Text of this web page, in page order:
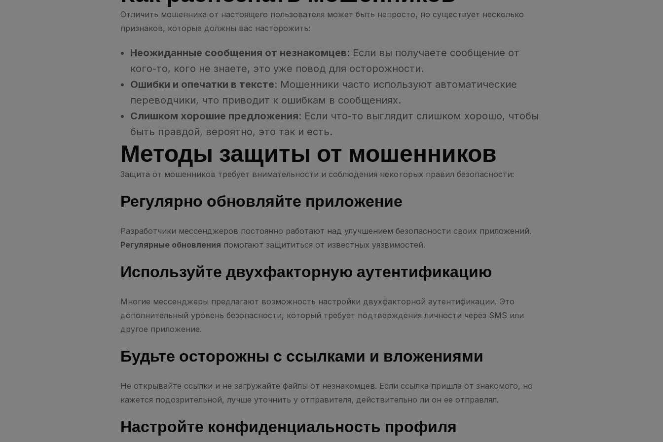
Отличить мошенника от настоящего пользователя может быть непросто, но существует несколько
признаков, которые должны вас насторожить:
Неожиданные сообщения от незнакомцев: Если вы получаете сообщение от
кого-то, кого не знаете, это уже повод для осторожности.
Ошибки и опечатки в тексте: Мошенники часто используют автоматические
переводчики, что приводит к ошибкам в сообщениях.
Слишком хорошие предложения: Если что-то выглядит слишком хорошо, чтобы
быть правдой, вероятно, это так и есть.
Методы защиты от мошенников
Защита от мошенников требует внимательности и соблюдения некоторых правил безопасности:
Регулярно обновляйте приложение
Разработчики мессенджеров постоянно работают над улучшением безопасности своих приложений.
Регулярные обновления помогают защититься от известных уязвимостей.
Используйте двухфакторную аутентификацию
Многие мессенджеры предлагают возможность настройки двухфакторной аутентификации. Это
дополнительный уровень безопасности, который требует подтверждения личности через SMS или
другое приложение.
Будьте осторожны с ссылками и вложениями
Не открывайте ссылки и не загружайте файлы от незнакомцев. Если ссылка пришла от знакомого, но
кажется подозрительной, лучше уточнить у отправителя, действительно ли он ее отправлял.
Настройте конфиденциальность профиля